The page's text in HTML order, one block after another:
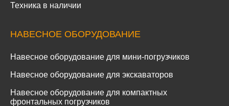
Техника в наличии
НАВЕСНОЕ ОБОРУДОВАНИЕ
Навесное оборудование для мини-погрузчиков
Навесное оборудование для экскаваторов
Навесное оборудование для компактных
фронтальных погрузчиков